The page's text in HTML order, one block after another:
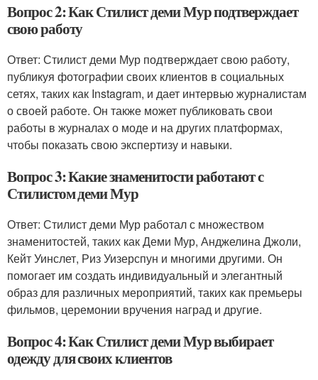
Вопрос 2: Как Стилист деми Мур подтверждает
свою работу
Ответ: Стилист деми Мур подтверждает свою работу,
публикуя фотографии своих клиентов в социальных
сетях, таких как Instagram, и дает интервью журналистам
о своей работе. Он также может публиковать свои
работы в журналах о моде и на других платформах,
чтобы показать свою экспертизу и навыки.
Вопрос 3: Какие знаменитости работают с
Стилистом деми Мур
Ответ: Стилист деми Мур работал с множеством
знаменитостей, таких как Деми Мур, Анджелина Джоли,
Кейт Уинслет, Риз Уизерспун и многими другими. Он
помогает им создать индивидуальный и элегантный
образ для различных мероприятий, таких как премьеры
фильмов, церемонии вручения наград и другие.
Вопрос 4: Как Стилист деми Мур выбирает
одежду для своих клиентов